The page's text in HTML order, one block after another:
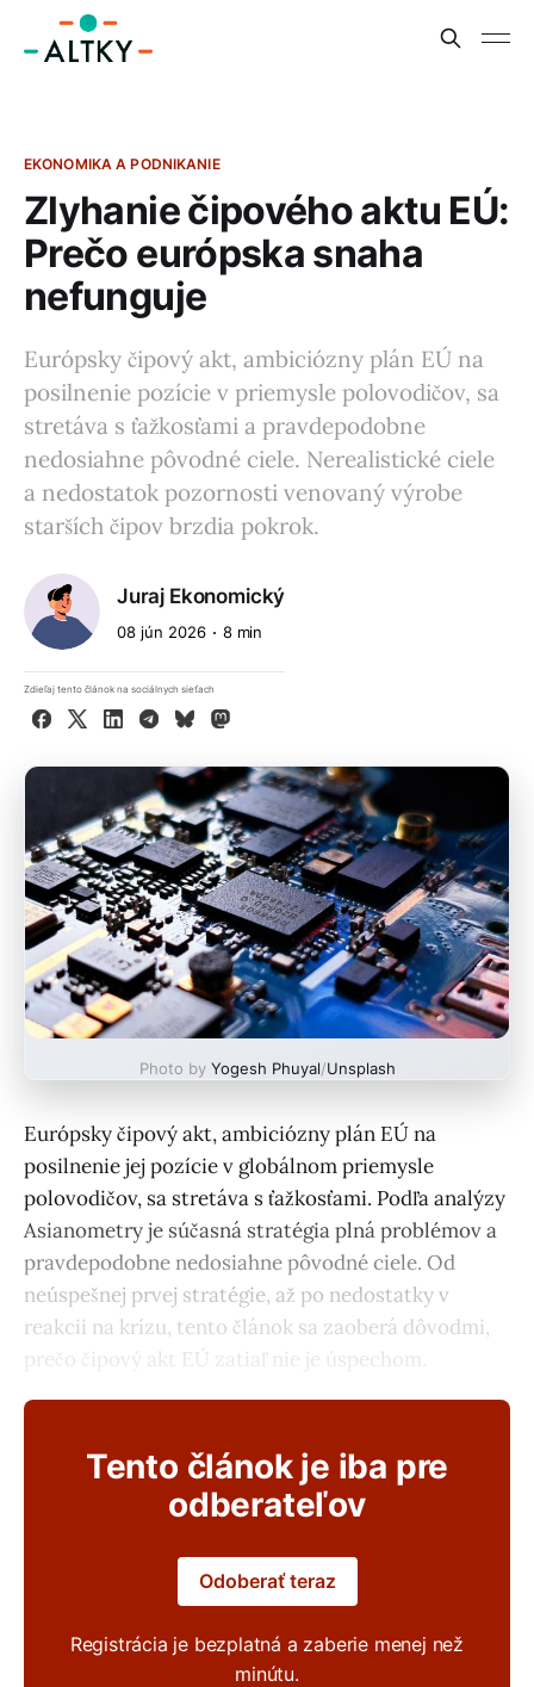
EKONOMIKA A PODNIKANIE
Zlyhanie čipového aktu EÚ:
Prečo európska snaha
nefunguje
Európsky čipový akt, ambiciózny plán EÚ na
posilnenie pozície v priemysle polovodičov, sa
stretáva s ťažkosťami a pravdepodobne
nedosiahne pôvodné ciele. Nerealistické ciele
a nedostatok pozornosti venovaný výrobe
starších čipov brzdia pokrok.
Juraj Ekonomický
08 jún 2026 8 min
Zdieľaj tento článok na sociálnych sieťach
Facebook
X LinkedInTelegram
BlueskyMastodon
Photo by Yogesh Phuyal/Unsplash
Európsky čipový akt, ambiciózny plán EÚ na
posilnenie jej pozície v globálnom priemysle
polovodičov, sa stretáva s ťažkosťami. Podľa analýzy
Asianometry je súčasná stratégia plná problémov a
pravdepodobne nedosiahne pôvodné ciele. Od
neúspešnej prvej stratégie, až po nedostatky v
reakcii na krízu, tento článok sa zaoberá dôvodmi,
prečo čipový akt EÚ zatiaľ nie je úspechom.
Tento článok je iba pre
odberateľov
Odoberať teraz
Registrácia je bezplatná a zaberie menej než
minútu.